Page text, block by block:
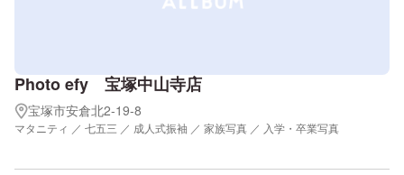
Photo efy 宝塚中山寺店
宝塚市安倉北2-19-8
マタニティ ／ 七五三 ／ 成人式振袖 ／ 家族写真 ／ 入学・卒業写真